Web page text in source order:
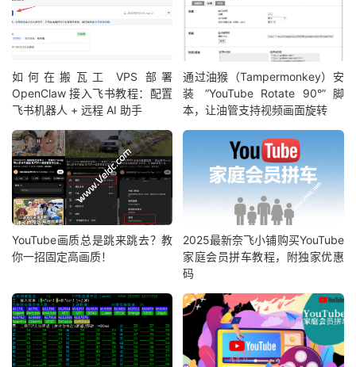
如何在搬瓦工 VPS 部署
OpenClaw 接入飞书教程：配置
飞书机器人 + 远程 AI 助手
通过油猴（Tampermonkey）安
装 “YouTube Rotate 90°” 脚
本，让油管支持视频画面旋转
YouTube画质总是跳来跳去？教
你一招固定高画质！
2025最新奈飞小铺购买YouTube
家庭会员拼车教程，附独家优惠
码